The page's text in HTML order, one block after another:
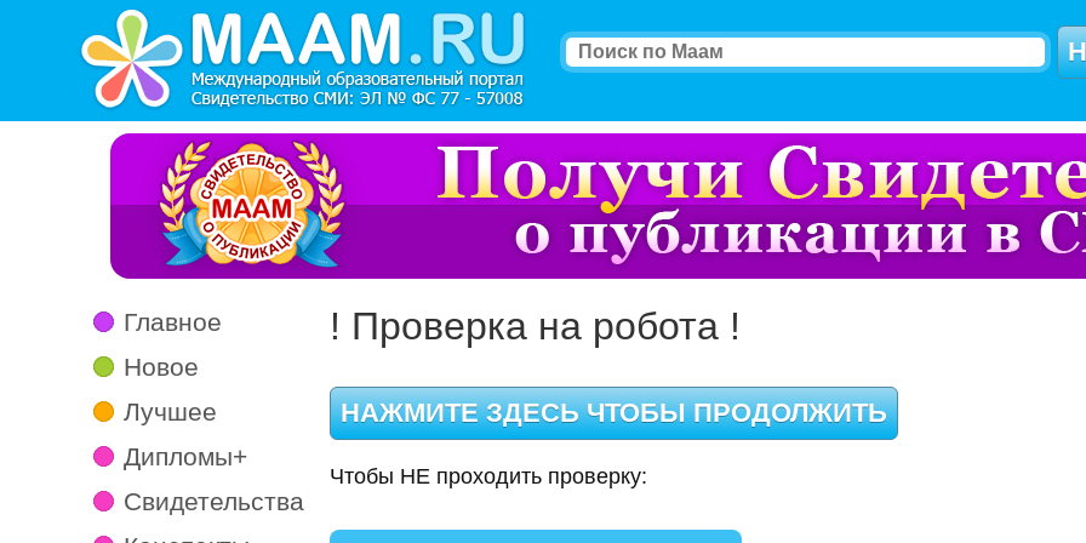
Главное
Новое
Лучшее
Дипломы+
Свидетельства
! Проверка на робота !
Чтобы НЕ проходить проверку: